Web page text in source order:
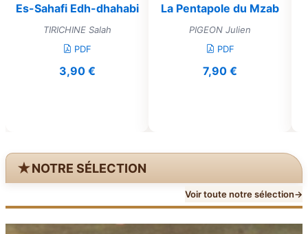
Es-Sahafi Edh-dhahabi
TIRICHINE Salah
PDF
3,90 €
La Pentapole du Mzab
PIGEON Julien
PDF
7,90 €
★NOTRE SÉLECTION
Voir toute notre sélection→